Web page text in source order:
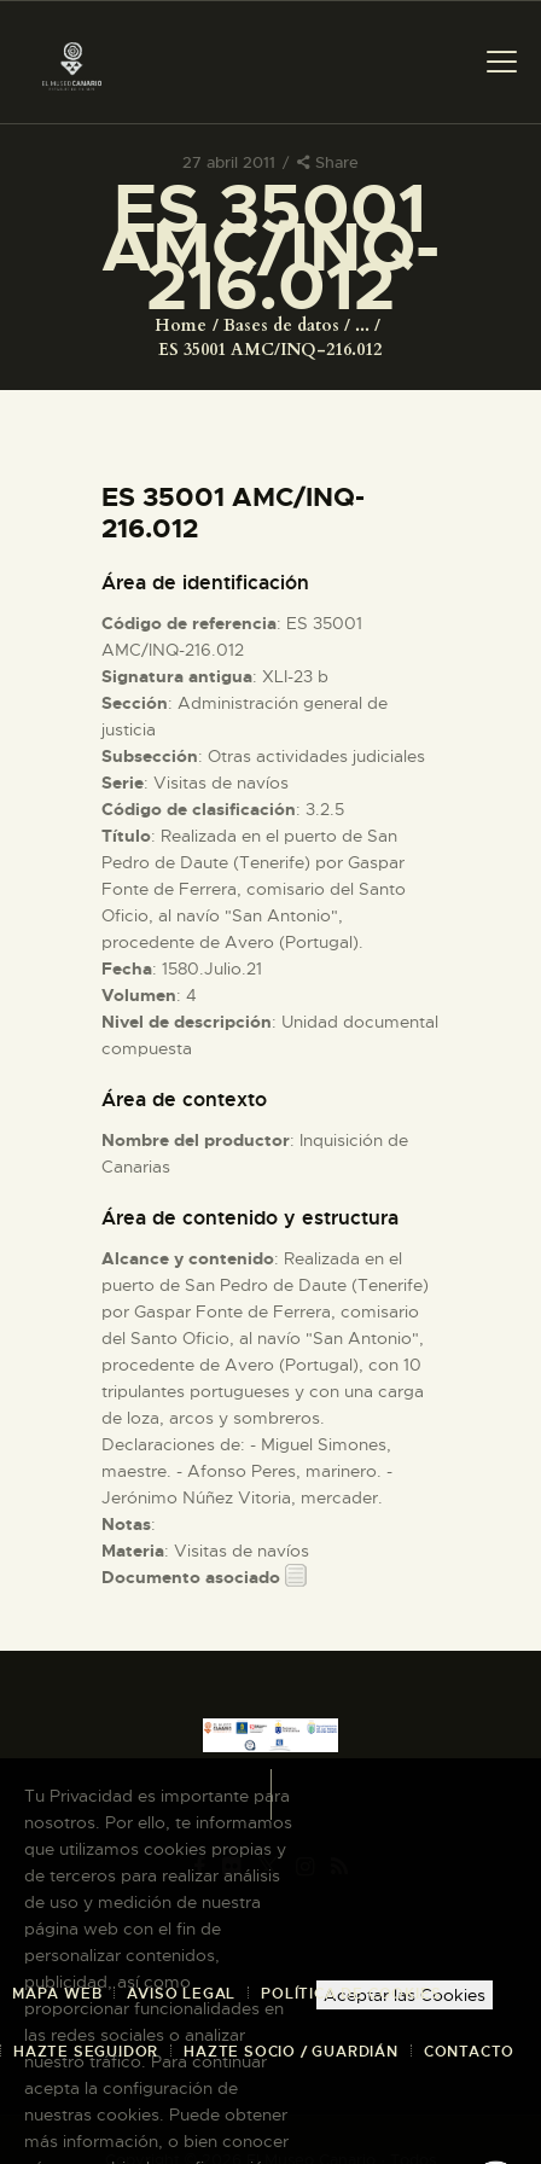
27 abril 2011 Share
ES 35001
AMC/INQ-
216.012
Home Bases de datos
...
ES 35001 AMC/INQ-216.012
PREPARAR LA VISITA
ACTIVIDADES
COLECCIONES
ESPAÑOL
PREPARAR LA VISITA
ACTIVIDADES
█
EL MUSEO
COLECCIONES
ESPAÑOL
ES 35001 AMC/INQ-
216.012
Área de identificación
Código de referencia: ES 35001
AMC/INQ-216.012
Signatura antigua: XLI-23 b
Sección: Administración general de
justicia
Subsección: Otras actividades judiciales
Serie: Visitas de navíos
Código de clasificación: 3.2.5
Título: Realizada en el puerto de San
Pedro de Daute (Tenerife) por Gaspar
Fonte de Ferrera, comisario del Santo
Oficio, al navío "San Antonio",
procedente de Avero (Portugal).
Fecha: 1580.Julio.21
Volumen: 4
Nivel de descripción: Unidad documental
compuesta
Área de contexto
Nombre del productor: Inquisición de
Canarias
Área de contenido y estructura
Alcance y contenido: Realizada en el
puerto de San Pedro de Daute (Tenerife)
por Gaspar Fonte de Ferrera, comisario
del Santo Oficio, al navío "San Antonio",
procedente de Avero (Portugal), con 10
tripulantes portugueses y con una carga
de loza, arcos y sombreros.
Declaraciones de: - Miguel Simones,
maestre. - Afonso Peres, marinero. -
Jerónimo Núñez Vitoria, mercader.
Notas:
Materia: Visitas de navíos
Documento asociado
MAPA WEB AVISO LEGAL POLÍTICA DE COOKIES
HAZTE SEGUIDOR HAZTE SOCIO / GUARDIÁN CONTACTO
Copyright © 2026 El Museo Canario · Todos
Tu Privacidad es importante para
nosotros. Por ello, te informamos
que utilizamos cookies propias y
de terceros para realizar análisis
de uso y medición de nuestra
página web con el fin de
personalizar contenidos,
publicidad, así como
proporcionar funcionalidades en
las redes sociales o analizar
nuestro tráfico. Para continuar
acepta la configuración de
nuestras cookies. Puede obtener
más información, o bien conocer
Aceptar las Cookies